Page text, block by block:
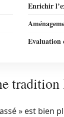
Enrichir
Evaluation
» est bien